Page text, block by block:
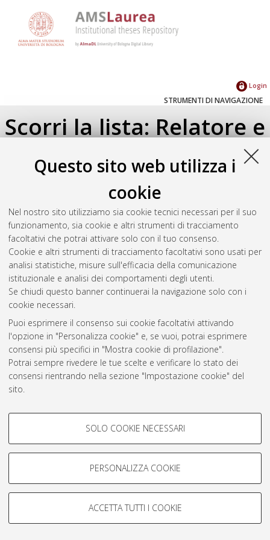
Questo sito web utilizza i
cookie
Nel nostro sito utilizziamo sia cookie tecnici necessari per il suo
funzionamento, sia cookie e altri strumenti di tracciamento
facoltativi che potrai attivare solo con il tuo consenso.
Cookie e altri strumenti di tracciamento facoltativi sono usati per
analisi statistiche, misure sull'efficacia della comunicazione
istituzionale e analisi dei comportamenti degli utenti.
Se chiudi questo banner continuerai la navigazione solo con i
cookie necessari.
Puoi esprimere il consenso sui cookie facoltativi attivando
l'opzione in "Personalizza cookie" e, se vuoi, potrai esprimere
consensi più specifici in "Mostra cookie di profilazione".
Potrai sempre rivedere le tue scelte e verificare lo stato dei
consensi rientrando nella sezione "Impostazione cookie" del
sito.
COOKIE DI PROFILAZIONE -
Si tratta di cookie utilizzati per analizzare le caratteristiche della
navigazione degli utenti, creare profili in base al loro comportamento
Mostra cookie di profilazione
COOKIE TECNICI - NECESSARI
SOLO COOKIE NECESSARI
PERSONALIZZA COOKIE
ACCETTA TUTTI I COOKIE
Login
STRUMENTI DI NAVIGAZIONE
Scorri la lista: Relatore e
Correlatore
Seleziona un valore dall'elenco sottostante.
2022(1)
2017(2)
2016 (1)
Atom
Rss 1.0
Rss 2.0
AMS Laurea
Servizio implementato e gestito da AlmaDL
Informativa sulla privacy
Condizioni d’uso del sito
© ALMA MATER STUDIORUM - Università di Bologna, 2007-2026.